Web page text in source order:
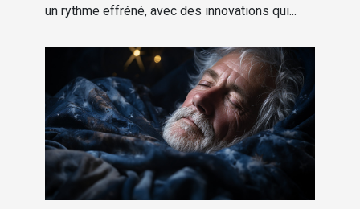
un rythme effréné, avec des innovations qui...